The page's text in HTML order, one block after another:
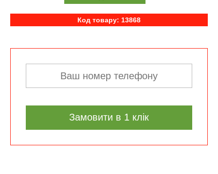
Код товару: 13868
Замовити в 1 клік